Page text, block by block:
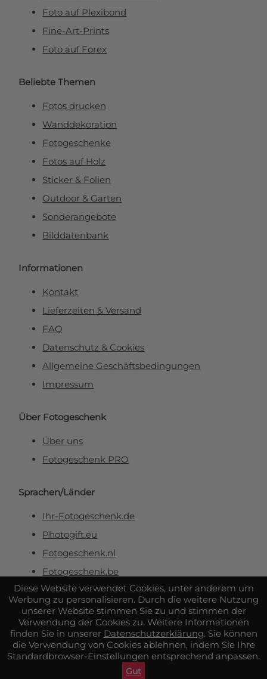
Diese Website verwendet Cookies, unter anderem um
Werbung zu personalisieren. Durch die weitere Nutzung
unserer Website stimmen Sie zu und stimmen der
Verwendung der Cookies zu. Weitere Informationen
finden Sie in unserer Datenschutzerklärung. Sie können
die Verwendung von Cookies ablehnen, indem Sie Ihre
Standardbrowser-Einstellungen entsprechend anpassen.
Gut
Foto auf Plexibond
Fine-Art-Prints
Foto auf Forex
Beliebte Themen
Fotos drucken
Wanddekoration
Fotogeschenke
Fotos auf Holz
Sticker & Folien
Outdoor & Garten
Sonderangebote
Bilddatenbank
Informationen
Kontakt
Lieferzeiten & Versand
FAQ
Datenschutz & Cookies
Allgemeine Geschäftsbedingungen
Impressum
Über Fotogeschenk
Über uns
Fotogeschenk PRO
Sprachen/Länder
Ihr-Fotogeschenk.de
Photogift.eu
Fotogeschenk.nl
Fotogeschenk.be
Sicher & zuverlässig bezahlen